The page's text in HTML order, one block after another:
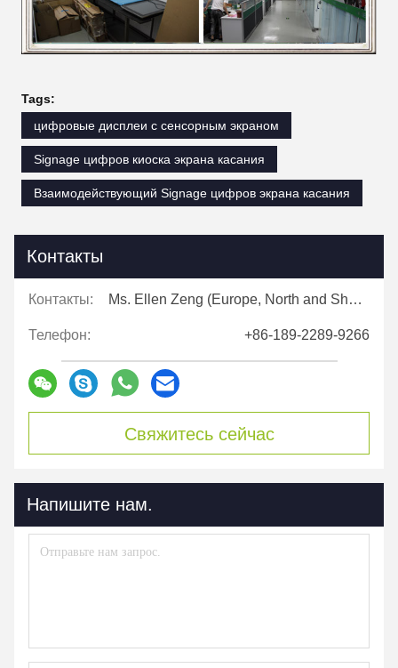
Tags:
цифровые дисплеи с сенсорным экраном
Signage цифров киоска экрана касания
Взаимодействующий Signage цифров экрана касания
Контакты
Контакты: Ms. Ellen Zeng (Europe, North and Shouth America)
Телефон: +86-189-2289-9266
Свяжитесь сейчас
Напишите нам.